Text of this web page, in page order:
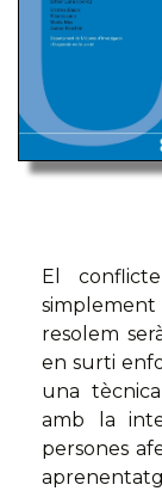
El
resolem
en surti
una
amb la
persones